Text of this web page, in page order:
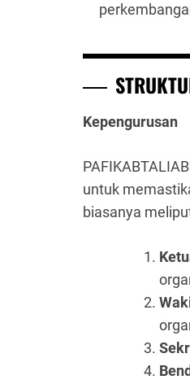
Kepengurusan
untuk
biasanya